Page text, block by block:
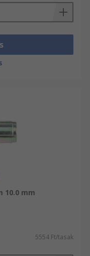
10.0 mm
5554 Ft/tasak